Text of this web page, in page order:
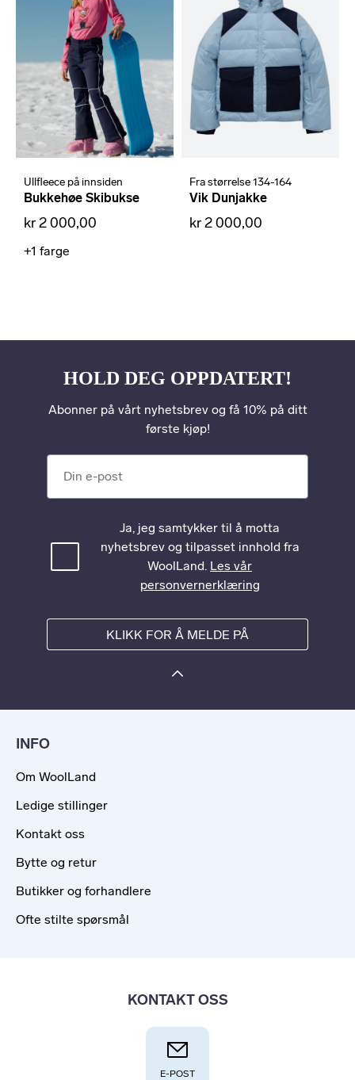
Ullfleece på innsiden
Bukkehøe Skibukse
kr 2 000,00
+1 farge
Fra størrelse 134-164
Vik Dunjakke
kr 2 000,00
HOLD DEG OPPDATERT!
Abonner på vårt nyhetsbrev og få 10% på ditt
første kjøp!
Ja, jeg samtykker til å motta
nyhetsbrev og tilpasset innhold fra
WoolLand. Les vår
personvernerklæring
KLIKK FOR Å MELDE PÅ
INFO
Om WoolLand
Ledige stillinger
Kontakt oss
Bytte og retur
Butikker og forhandlere
Ofte stilte spørsmål
KONTAKT OSS
E-POST